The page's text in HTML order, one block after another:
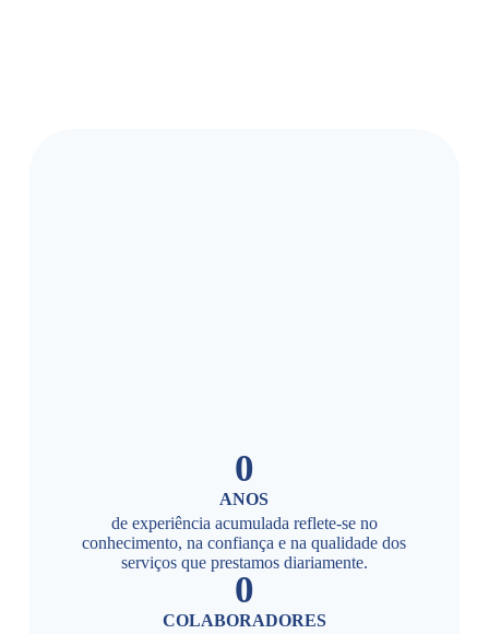
0
ANOS
de experiência acumulada reflete-se no
conhecimento, na confiança e na qualidade dos
serviços que prestamos diariamente.
0
COLABORADORES